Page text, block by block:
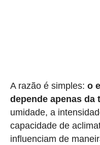
A razão é simples: o
depende apenas da
umidade, a
capacidade de
influenciam de